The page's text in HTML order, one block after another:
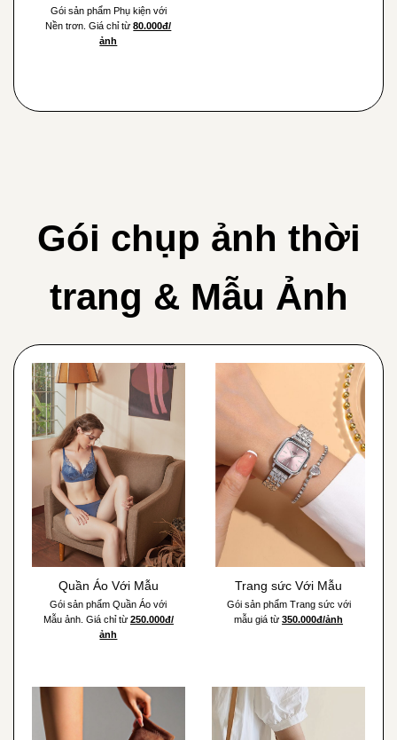
Gói sản phẩm Phụ kiện với
Nền trơn. Giá chỉ từ80.000đ/
ảnh
Gói chụp ảnh thời
trang & Mẫu Ảnh
Quần Áo Với Mẫu
Gói sản phẩm Quần Áo với
Mẫu ảnh. Giá chỉ từ 250.000đ/
ảnh
Trang sức Với Mẫu
Gói sản phẩm Trang sức với
mẫu giá từ350.000đ/ảnh